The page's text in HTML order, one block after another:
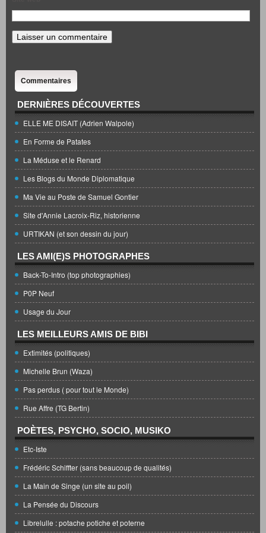
Commentaires
DERNIÈRES DÉCOUVERTES
ELLE ME DISAIT (Adrien Walpole)
En Forme de Patates
La Méduse et le Renard
Les Blogs du Monde Diplomatique
Ma Vie au Poste de Samuel Gontier
Site d'Annie Lacroix-Riz, historienne
URTIKAN (et son dessin du jour)
LES AMI(E)S PHOTOGRAPHES
Back-To-Intro (top photographies)
P0P Neuf
Usage du Jour
LES MEILLEURS AMIS DE BIBI
Extimités (politiques)
Michelle Brun (Waza)
Pas perdus ( pour tout le Monde)
Rue Affre (TG Bertin)
POÈTES, PSYCHO, SOCIO, MUSIKO
Etc-Iste
Frédéric Schiffter (sans beaucoup de qualités)
La Main de Singe (un site au poil)
La Pensée du Discours
Librelulle : potache potiche et poterne